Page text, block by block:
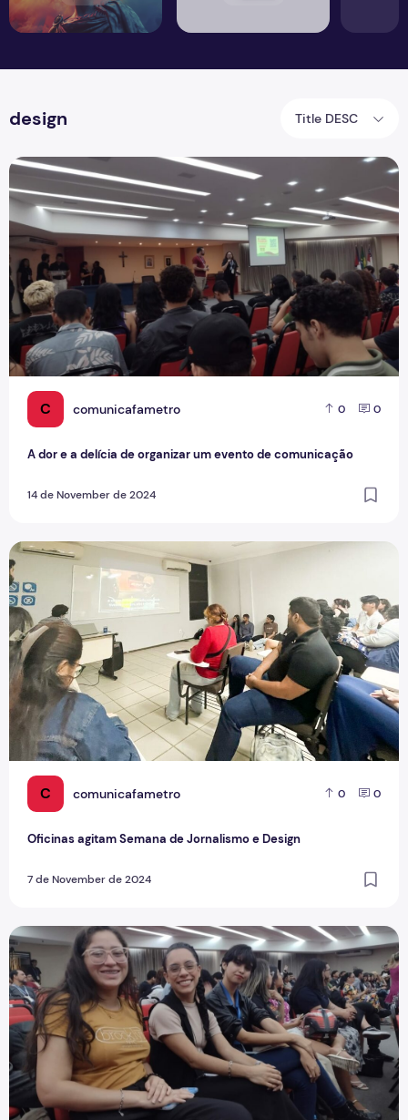
design Title DESC
C comunicafametro 0 0
A dor e a delícia de organizar um evento de comunicação
14 de November de 2024
A dor e a delícia de organizar um evento de comunicação
C comunicafametro 0 0
Oficinas agitam Semana de Jornalismo e Design
7 de November de 2024
Oficinas agitam Semana de Jornalismo e Design
Profissionais de comunicação unem talentos em evento